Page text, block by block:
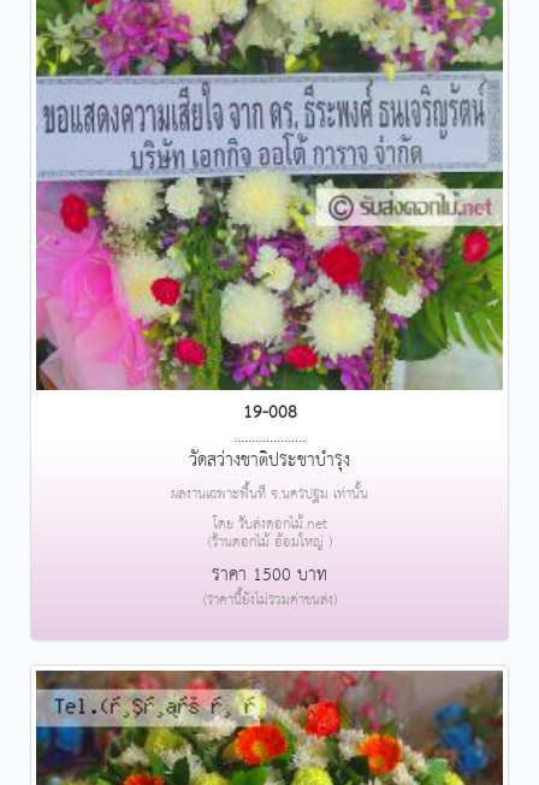
19-008
....................
วัดสว่างชาติประชาบำรุง
ผลงานเฉพาะพื้นที่ จ.นครปฐม เท่านั้น
โดย รับส่งดอกไม้.net
(ร้านดอกไม้ อ้อมใหญ่ )
ราคา 1500 บาท
(ราคานี้ยังไม่รวมค่าขนส่ง)